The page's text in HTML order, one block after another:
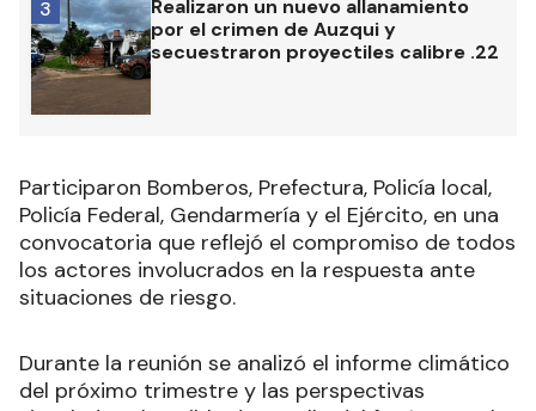
Realizaron un nuevo allanamiento
por el crimen de Auzqui y
secuestraron proyectiles calibre .22
3
Participaron Bomberos, Prefectura, Policía local,
Policía Federal, Gendarmería y el Ejército, en una
convocatoria que reflejó el compromiso de todos
los actores involucrados en la respuesta ante
situaciones de riesgo.
Durante la reunión se analizó el informe climático
del próximo trimestre y las perspectivas